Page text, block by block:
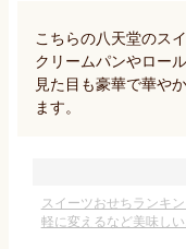
こちらの八天堂のス
クリームパンやロー
見た目も豪華で華や
ます。
スイーツおせちランキ
軽に変えるなど美味し